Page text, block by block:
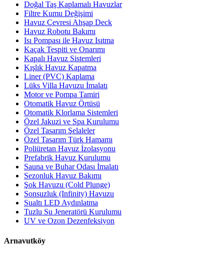
Doğal Taş Kaplamalı Havuzlar
Filtre Kumu Değişimi
Havuz Çevresi Ahşap Deck
Havuz Robotu Bakımı
Isı Pompası ile Havuz Isıtma
Kaçak Tespiti ve Onarımı
Kapalı Havuz Sistemleri
Kışlık Havuz Kapatma
Liner (PVC) Kaplama
Lüks Villa Havuzu İmalatı
Motor ve Pompa Tamiri
Otomatik Havuz Örtüsü
Otomatik Klorlama Sistemleri
Özel Jakuzi ve Spa Kurulumu
Özel Tasarım Şelaleler
Özel Tasarım Türk Hamamı
Poliüretan Havuz İzolasyonu
Prefabrik Havuz Kurulumu
Sauna ve Buhar Odası İmalatı
Sezonluk Havuz Bakımı
Şok Havuzu (Cold Plunge)
Sonsuzluk (Infinity) Havuzu
Sualtı LED Aydınlatma
Tuzlu Su Jeneratörü Kurulumu
UV ve Ozon Dezenfeksiyon
Arnavutköy